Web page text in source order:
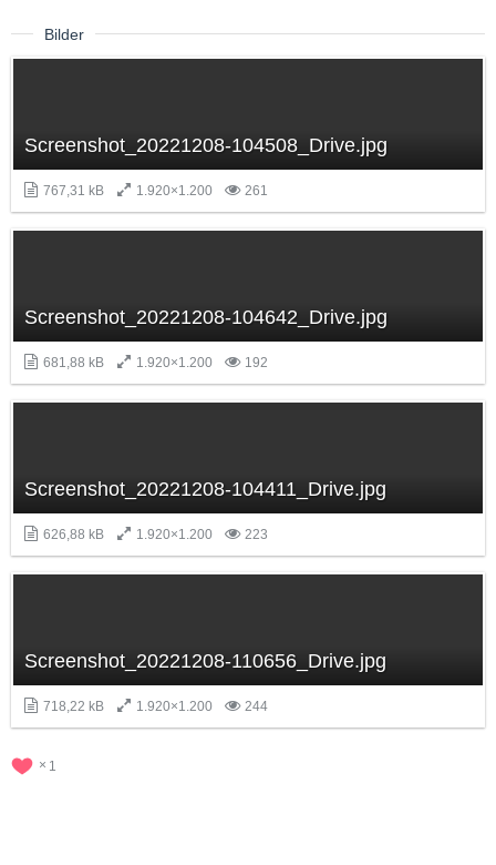
Bilder
Screenshot_20221208-104508_Drive.jpg
767,31 kB 1.920×1.200 261
Screenshot_20221208-104642_Drive.jpg
681,88 kB 1.920×1.200 192
Screenshot_20221208-104411_Drive.jpg
626,88 kB 1.920×1.200 223
Screenshot_20221208-110656_Drive.jpg
718,22 kB 1.920×1.200 244
1